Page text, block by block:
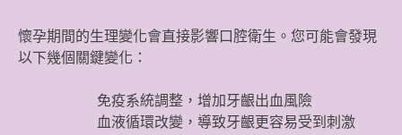
懷孕期間的生理變化會直接影響口腔衛生。您可能會發現
以下幾個關鍵變化：
免疫系統調整，增加牙齦出血風險
血液循環改變，導致牙齦更容易受到刺激